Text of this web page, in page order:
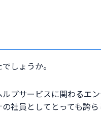
しょうか。
プサービスに関わるエ
社員としてとっても誇ら